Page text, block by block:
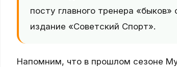
посту главного тренера
издание «Советский Спорт».
Напомним, что в прошлом сезоне